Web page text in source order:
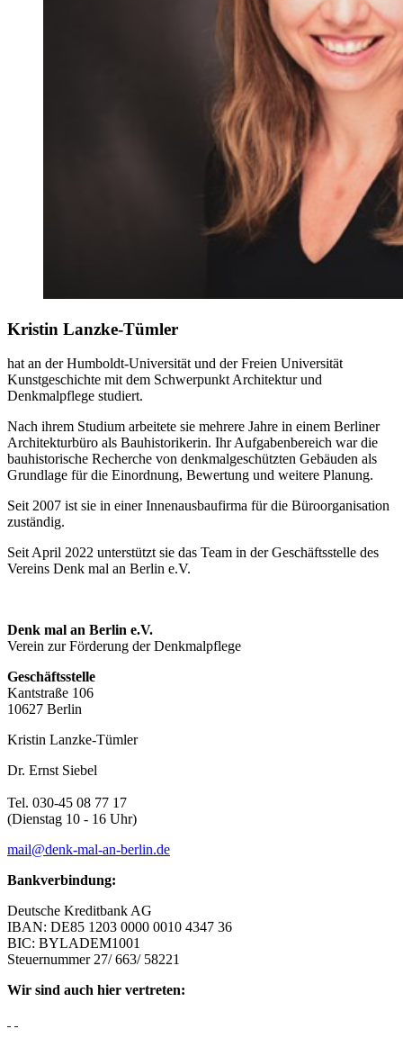
Kristin Lanzke-Tümler
hat an der Humboldt-Universität und der Freien Universität
Kunstgeschichte mit dem Schwerpunkt Architektur und
Denkmalpflege studiert.
Nach ihrem Studium arbeitete sie mehrere Jahre in einem Berliner
Architekturbüro als Bauhistorikerin. Ihr Aufgabenbereich war die
bauhistorische Recherche von denkmalgeschützten Gebäuden als
Grundlage für die Einordnung, Bewertung und weitere Planung.
Seit 2007 ist sie in einer Innenausbaufirma für die Büroorganisation
zuständig.
Seit April 2022 unterstützt sie das Team in der Geschäftsstelle des
Vereins Denk mal an Berlin e.V.
Denk mal an Berlin e.V.
Verein zur Förderung der Denkmalpflege
Geschäftsstelle
Kantstraße 106
10627 Berlin
Kristin Lanzke-Tümler
Dr. Ernst Siebel
Tel. 030-45 08 77 17
(Dienstag 10 - 16 Uhr)
mail@denk-mal-an-berlin.de
Bankverbindung:
Deutsche Kreditbank AG
IBAN: DE85 1203 0000 0010 4347 36
BIC: BYLADEM1001
Steuernummer 27/ 663/ 58221
Wir sind auch hier vertreten: